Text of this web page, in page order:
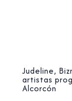
Judeline,
artistas
Alcorcón